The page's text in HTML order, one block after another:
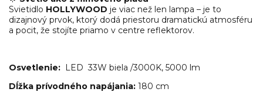
Svietidlo HOLLYWOOD je viac než len lampa – je to
dizajnový prvok, ktorý dodá priestoru dramatickú atmosféru
a pocit, že stojíte priamo v centre reflektorov.
Osvetlenie: LED 33W biela /3000K, 5000 lm
Dĺžka prívodného napájania: 180 cm